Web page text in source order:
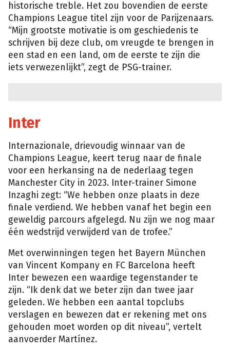
historische treble. Het zou bovendien de eerste
Champions League titel zijn voor de Parijzenaars.
“Mijn grootste motivatie is om geschiedenis te
schrijven bij deze club, om vreugde te brengen in
een stad en een land, om de eerste te zijn die
iets verwezenlijkt”, zegt de PSG-trainer.
Inter
Internazionale, drievoudig winnaar van de
Champions League, keert terug naar de finale
voor een herkansing na de nederlaag tegen
Manchester City in 2023. Inter-trainer Simone
Inzaghi zegt: “We hebben onze plaats in deze
finale verdiend. We hebben vanaf het begin een
geweldig parcours afgelegd. Nu zijn we nog maar
één wedstrijd verwijderd van de trofee.”
Met overwinningen tegen het Bayern München
van Vincent Kompany en FC Barcelona heeft
Inter bewezen een waardige tegenstander te
zijn. “Ik denk dat we beter zijn dan twee jaar
geleden. We hebben een aantal topclubs
verslagen en bewezen dat er rekening met ons
gehouden moet worden op dit niveau”, vertelt
aanvoerder Martínez.